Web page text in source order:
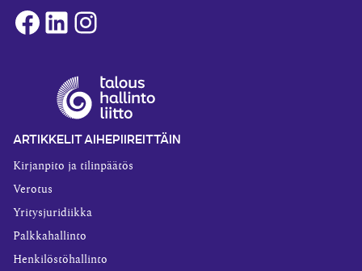
Facebook
LinkedInInstagram
ARTIKKELIT AIHEPIIREITTÄIN
Kirjanpito ja tilinpäätös
Verotus
Yritysjuridiikka
Palkkahallinto
Henkilöstöhallinto